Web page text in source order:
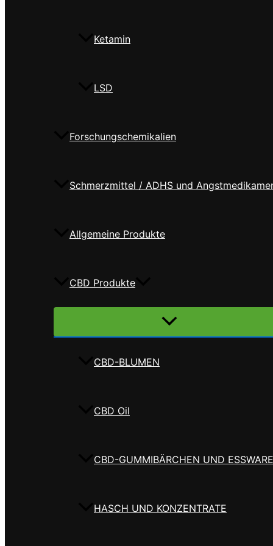
Ketamin
LSD
Forschungschemikalien
Schmerzmittel / ADHS und
Allgemeine Produkte
CBD Produkte
Menü
CBD-BLUMEN
CBD Oil
CBD-GUMMIBÄRCHEN UND
HASCH UND KONZENTRATE